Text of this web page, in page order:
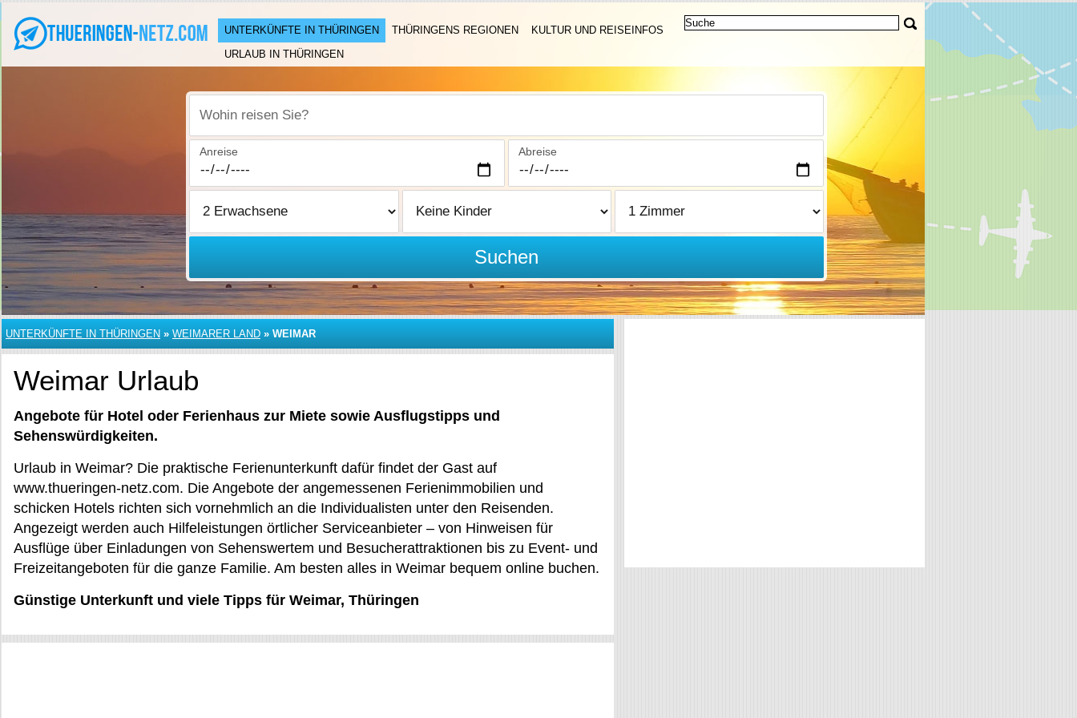
UNTERKÜNFTE IN THÜRINGEN THÜRINGENS REGIONEN
KULTUR UND REISEINFOS
URLAUB IN THÜRINGEN
Wohin reisen Sie?
Anreise Abreise
Suchen
UNTERKÜNFTE IN THÜRINGEN » WEIMARER LAND » WEIMAR
Weimar Urlaub
Angebote für Hotel oder Ferienhaus zur Miete sowie Ausflugstipps und
Sehenswürdigkeiten.
Urlaub in Weimar? Die praktische Ferienunterkunft dafür findet der Gast auf
www.thueringen-netz.com. Die Angebote der angemessenen Ferienimmobilien und
schicken Hotels richten sich vornehmlich an die Individualisten unter den Reisenden.
Angezeigt werden auch Hilfeleistungen örtlicher Serviceanbieter – von Hinweisen für
Ausflüge über Einladungen von Sehenswertem und Besucherattraktionen bis zu Event- und
Freizeitangeboten für die ganze Familie. Am besten alles in Weimar bequem online buchen.
Günstige Unterkunft und viele Tipps für Weimar, Thüringen